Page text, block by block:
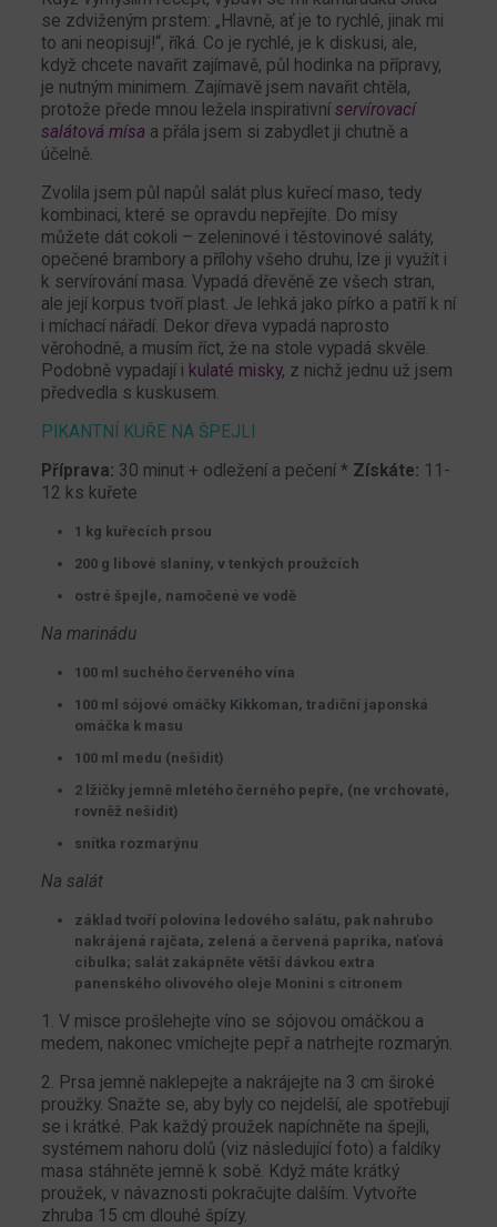
se zdviženým prstem: „Hlavně, ať je to rychlé, jinak mi
to ani neopisuj!“, říká. Co je rychlé, je k diskusi, ale,
když chcete navařit zajímavě, půl hodinka na přípravy,
je nutným minimem. Zajímavě jsem navařit chtěla,
protože přede mnou ležela inspirativní servírovací
salátová mísa a přála jsem si zabydlet ji chutně a
účelně.
Zvolila jsem půl napůl salát plus kuřecí maso, tedy
kombinaci, které se opravdu nepřejíte. Do mísy
můžete dát cokoli – zeleninové i těstovinové saláty,
opečené brambory a přílohy všeho druhu, lze ji využít i
k servírování masa. Vypadá dřevěně ze všech stran,
ale její korpus tvoří plast. Je lehká jako pírko a patří k ní
i míchací nářadí. Dekor dřeva vypadá naprosto
věrohodně, a musím říct, že na stole vypadá skvěle.
Podobně vypadají i kulaté misky, z nichž jednu už jsem
předvedla s kuskusem.
PIKANTNÍ KUŘE NA ŠPEJLI
Příprava: 30 minut + odležení a pečení * Získáte: 11-
12 ks kuřete
1 kg kuřecích prsou
200 g libové slaniny, v tenkých proužcích
ostré špejle, namočené ve vodě
Na marinádu
100 ml suchého červeného vína
100 ml sójové omáčky Kikkoman, tradiční japonská
omáčka k masu
100 ml medu (nešidit)
2 lžičky jemně mletého černého pepře, (ne vrchovaté,
rovněž nešidit)
snítka rozmarýnu
Na salát
základ tvoří polovina ledového salátu, pak nahrubo
nakrájená rajčata, zelená a červená paprika, naťová
cibulka; salát zakápněte větší dávkou extra
panenského olivového oleje Monini s citronem
1. V misce prošlehejte víno se sójovou omáčkou a
medem, nakonec vmíchejte pepř a natrhejte rozmarýn.
2. Prsa jemně naklepejte a nakrájejte na 3 cm široké
proužky. Snažte se, aby byly co nejdelší, ale spotřebují
se i krátké. Pak každý proužek napíchněte na špejli,
systémem nahoru dolů (viz následující foto) a faldíky
masa stáhněte jemně k sobě. Když máte krátký
proužek, v návaznosti pokračujte dalším. Vytvořte
zhruba 15 cm dlouhé špízy.